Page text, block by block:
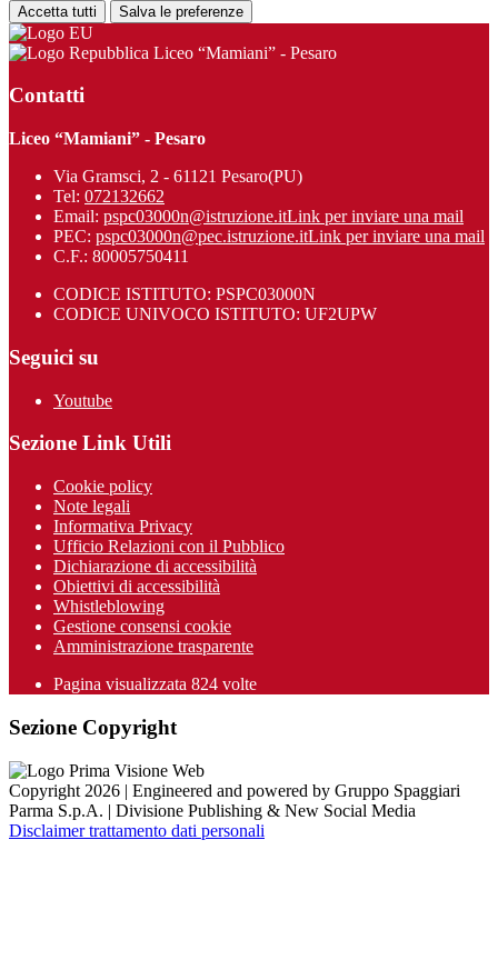
Accetta tutti Salva le preferenze
Liceo “Mamiani” - Pesaro
Contatti
Liceo “Mamiani” - Pesaro
Via Gramsci, 2 - 61121 Pesaro(PU)
Tel: 072132662
Email: pspc03000n@istruzione.itLink per inviare una mail
PEC: pspc03000n@pec.istruzione.itLink per inviare una mail
C.F.: 80005750411
CODICE ISTITUTO: PSPC03000N
CODICE UNIVOCO ISTITUTO: UF2UPW
Seguici su
Youtube
Sezione Link Utili
Cookie policy
Note legali
Informativa Privacy
Ufficio Relazioni con il Pubblico
Dichiarazione di accessibilità
Obiettivi di accessibilità
Whistleblowing
Gestione consensi cookie
Amministrazione trasparente
Pagina visualizzata 824 volte
Sezione Copyright
Copyright 2026 | Engineered and powered by Gruppo Spaggiari
Parma S.p.A. | Divisione Publishing & New Social Media
Disclaimer trattamento dati personali